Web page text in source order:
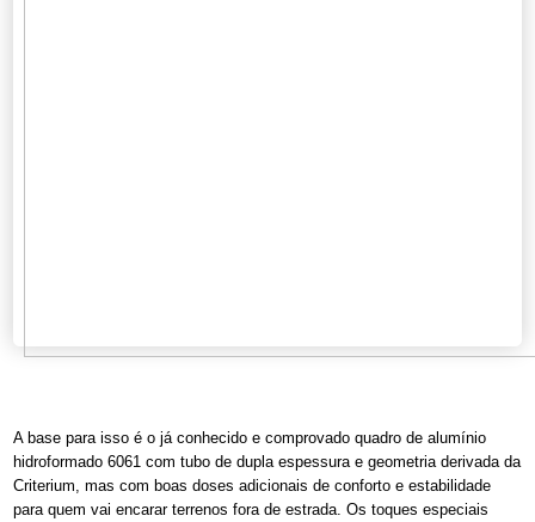
A base para isso é o já conhecido e comprovado quadro de alumínio
hidroformado 6061 com tubo de dupla espessura e geometria derivada da
Criterium, mas com boas doses adicionais de conforto e estabilidade
para quem vai encarar terrenos fora de estrada. Os toques especiais